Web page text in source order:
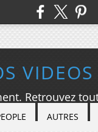
VIDEOS
Retrouvez
AUTRES